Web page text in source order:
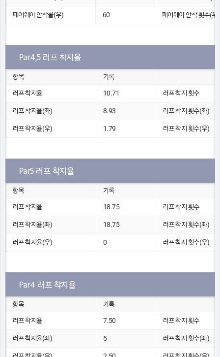
페어웨이 안착률(우) 60 페어웨이 안착 횟수(우)
Par4,5 러프 착지율
항목 기록
러프 착지율 10.71 러프 착지 횟수
러프 착지율(좌) 8.93 러프 착지 횟수(좌)
러프 착지율(우) 1.79 러프 착지 횟수(우)
Par5 러프 착지율
항목 기록
러프 착지율 18.75 러프 착지 횟수
러프 착지율(좌) 18.75 러프 착지 횟수(좌)
러프 착지율(우) 0 러프 착지 횟수(우)
Par4 러프 착지율
항목 기록
러프 착지율 7.50 러프 착지 횟수
러프 착지율(좌) 5 러프 착지 횟수(좌)